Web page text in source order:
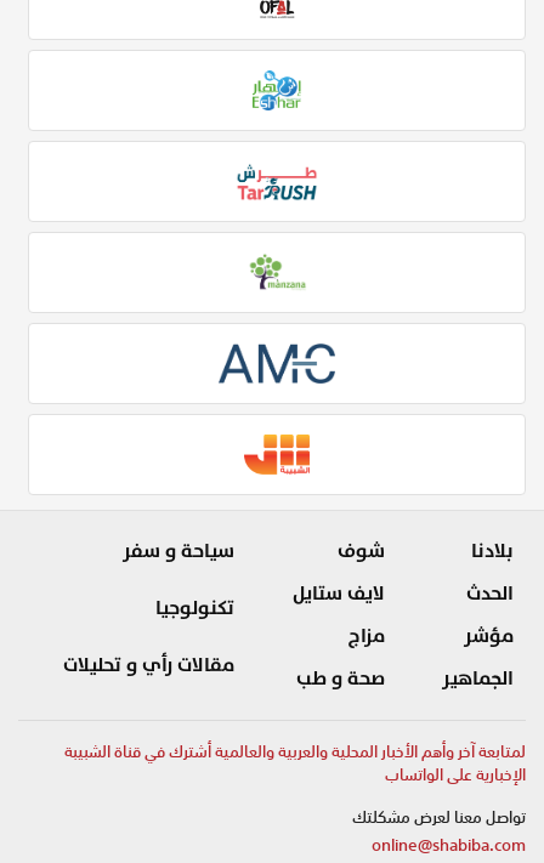
بلادنا
الحدث
مؤشر
الجماهير
شوف
لايف ستايل
مزاج
صحة و طب
سياحة و سفر
تكنولوجيا
مقالات رأي و تحليلات
لمتابعة آخر وأهم الأخبار المحلية والعربية والعالمية أشترك في قناة الشبيبة
الإخبارية على الواتساب
تواصل معنا لعرض مشكلتك
online@shabiba.com